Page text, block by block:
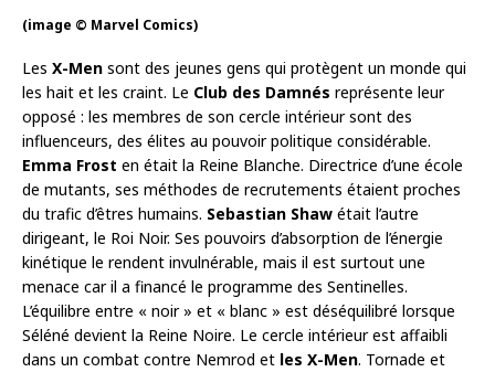
(image © Marvel Comics)
Les X-Men sont des jeunes gens qui protègent un monde qui
les hait et les craint. Le Club des Damnés représente leur
opposé : les membres de son cercle intérieur sont des
influenceurs, des élites au pouvoir politique considérable.
Emma Frost en était la Reine Blanche. Directrice d’une école
de mutants, ses méthodes de recrutements étaient proches
du trafic d’êtres humains. Sebastian Shaw était l’autre
dirigeant, le Roi Noir. Ses pouvoirs d’absorption de l’énergie
kinétique le rendent invulnérable, mais il est surtout une
menace car il a financé le programme des Sentinelles.
L’équilibre entre « noir » et « blanc » est déséquilibré lorsque
Séléné devient la Reine Noire. Le cercle intérieur est affaibli
dans un combat contre Nemrod et les X-Men. Tornade et